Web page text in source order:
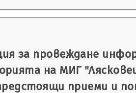
за провеждане
на МИГ
приеми и